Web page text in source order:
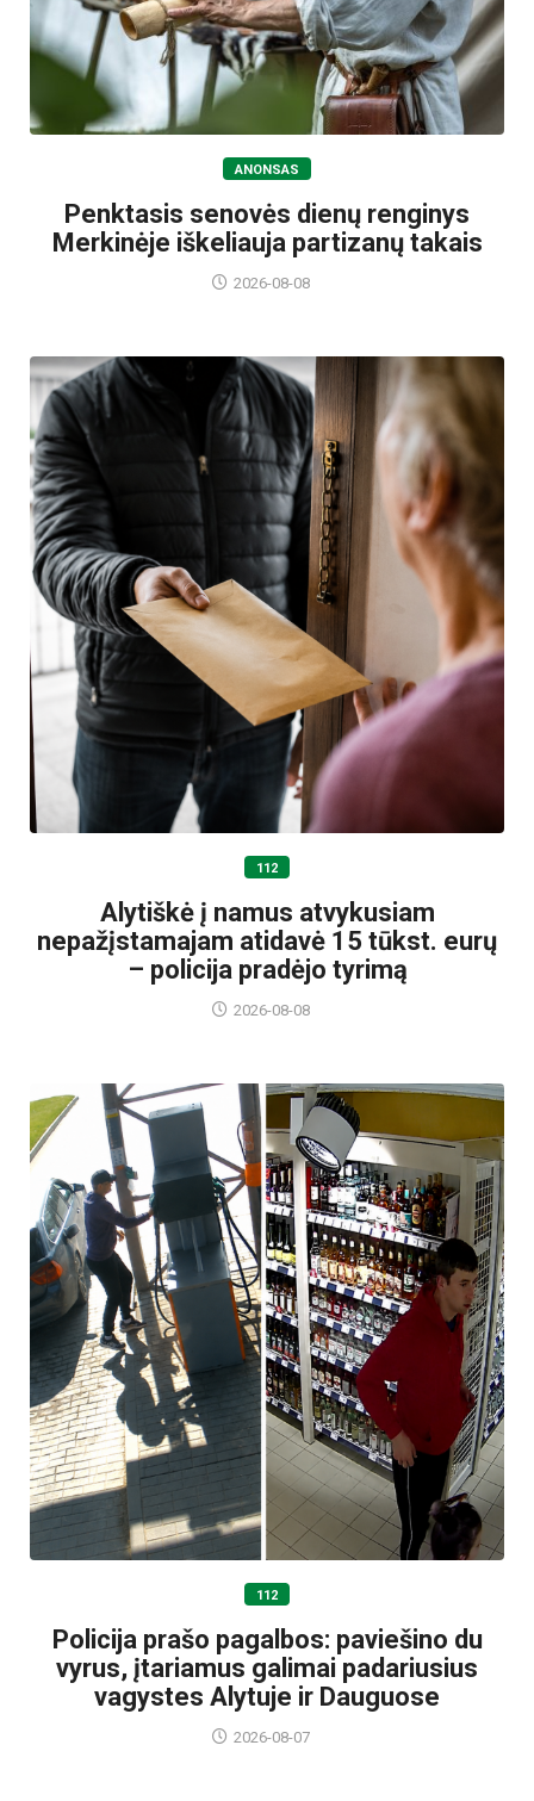
ANONSAS
Penktasis senovės dienų renginys
Merkinėje iškeliauja partizanų takais
2026-08-08
112
Alytiškė į namus atvykusiam
nepažįstamajam atidavė 15 tūkst. eurų
– policija pradėjo tyrimą
2026-08-08
112
Policija prašo pagalbos: paviešino du
vyrus, įtariamus galimai padariusius
vagystes Alytuje ir Dauguose
2026-08-07